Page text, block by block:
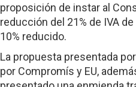
proposición de instar al
reducción del 21% de IVA
10% reducido.
La propuesta presentada
por Compromís y EU,